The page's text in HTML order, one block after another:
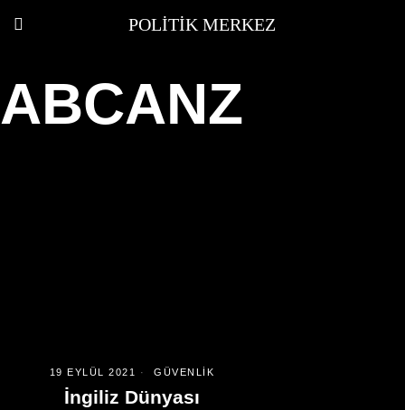
POLITIK MERKEZ
ABCANZ
19 EYLÜL 2021 GÜVENLIK
İngiliz Dünyası